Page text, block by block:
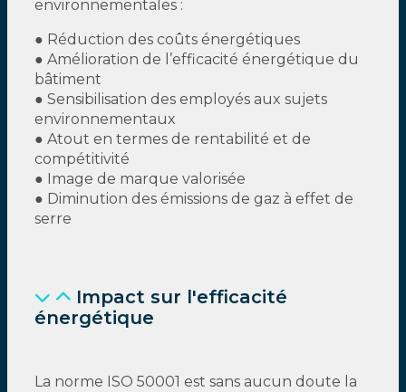
environnementales :
● Réduction des coûts énergétiques
● Amélioration de l’efficacité énergétique du
bâtiment
● Sensibilisation des employés aux sujets
environnementaux
● Atout en termes de rentabilité et de
compétitivité
● Image de marque valorisée
● Diminution des émissions de gaz à effet de
serre
Impact sur l'efficacité
énergétique
La norme ISO 50001 est sans aucun doute la